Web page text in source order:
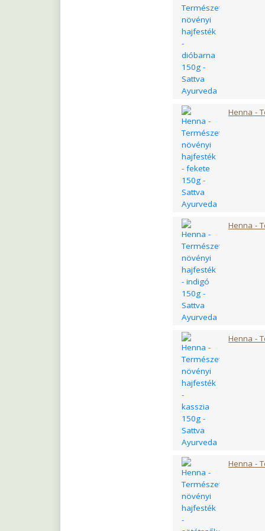
Aszőlőmag-kivonat
tulajdonítottak.
hozzávalójaként.
A
miatt használták.
zsúrló mindig is a
Mire jó a réz?
a normál
hozzájárul a
A Hair and Beauty
fogyasztása
Összetevők:
marha kollagén,
búzacsíra kivonat
hialuronát, mezei
(kálcium-D-
(riboflavin),
cianokobalamin
Név
C-vitamin
E-vitamin
B5 vitamin
B3-vitamin
B2-vitamin
Réz
Biotin
A-vitamin
Szelén
B12-vitamin
Marha kollagén
Aranyköles kivonat
Búzacsíra kivonat
Szőlőmag kivonat
Hialuronsav
Mezei zsurló
Csalánlevél őrlemény
Henna -
Henna -
Henna -
Henna -